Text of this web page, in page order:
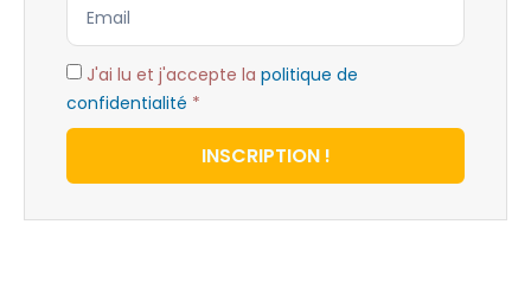
J'ai lu et j'accepte la politique de
confidentialité *
INSCRIPTION !